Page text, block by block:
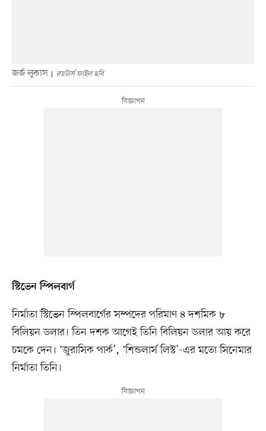
জর্জ লুকাস রয়টার্স ফাইল ছবি
স্টিভেন স্পিলবার্গ
নির্মাতা স্টিভেন স্পিলবার্গের সম্পদের পরিমাণ ৪ দশমিক ৮
বিলিয়ন ডলার। তিন দশক আগেই তিনি বিলিয়ন ডলার আয় করে
চমকে দেন। ‘জুরাসিক পার্ক’, ‘শিন্ডলার্স লিস্ট’-এর মতো সিনেমার
নির্মাতা তিনি।